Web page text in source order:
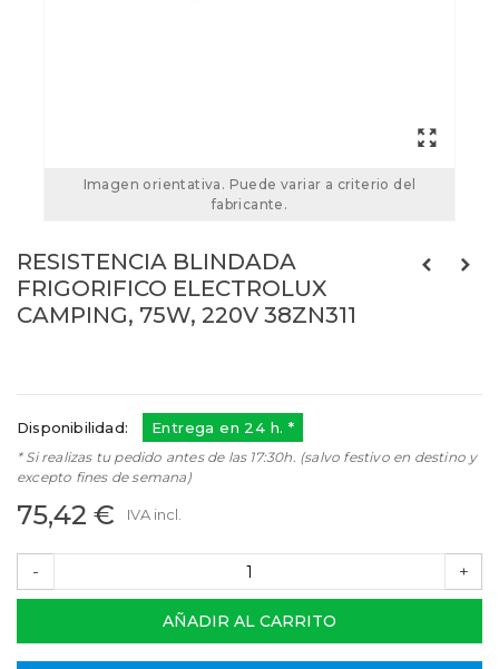
Imagen orientativa. Puede variar a criterio del
fabricante.
RESISTENCIA BLINDADA
FRIGORIFICO ELECTROLUX
CAMPING, 75W, 220V 38ZN311
Disponibilidad: Entrega en 24 h. *
* Si realizas tu pedido antes de las 17:30h. (salvo festivo en destino y
excepto fines de semana)
75,42 € IVA incl.
- +
AÑADIR AL CARRITO